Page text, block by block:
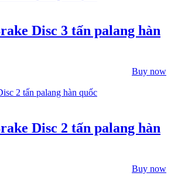
Disc 3 tấn palang hàn
Buy now
Disc 2 tấn palang hàn
Buy now